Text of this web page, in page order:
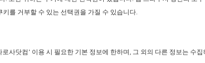
키를 거부할 수 있는 선택권을 가질 수 있습니다.
로사닷컴’ 이용 시 필요한 기본 정보에 한하며, 그 외의 다른 정보는 수집